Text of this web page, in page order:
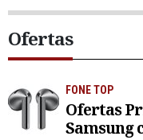
Ofertas
FONE TOP
Ofertas
Samsung